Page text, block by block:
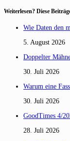
Weiterlesen? Diese
Wie Daten den
5. August 2026
Doppelter
30. Juli 2026
Warum eine
30. Juli 2026
GoodTimes 4/
28. Juli 2026